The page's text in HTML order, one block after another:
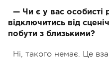
— Чи є у вас особисті
відключитись від
побути з близькими?
Ні, такого немає. Це